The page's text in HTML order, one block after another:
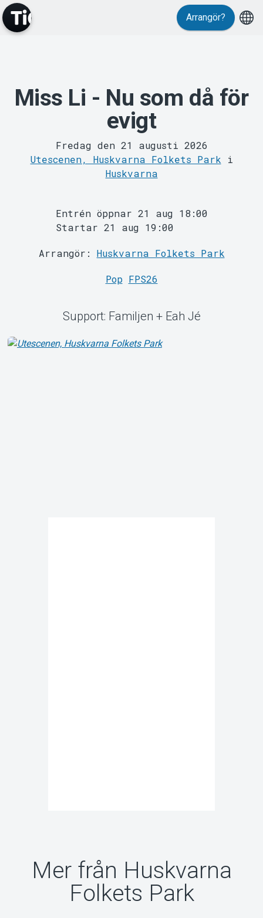
Evenemang
MyTickster
Support
Arrangör?
Miss Li - Nu som då för
evigt
Fredag den 21 augusti 2026
Utescenen, Huskvarna Folkets Park i
Huskvarna
Entrén öppnar 21 aug 18:00
Startar 21 aug 19:00
Arrangör: Huskvarna Folkets Park
Pop FPS26
Support: Familjen + Eah Jé
Mer från Huskvarna
Folkets Park